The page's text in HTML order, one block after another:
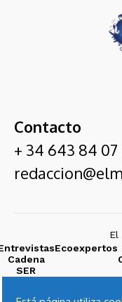
Contacto
+ 34 643 84 07
El
Cadena
SER
Ecoexpertos